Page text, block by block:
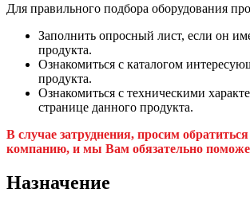
Для правильного подбора оборудования
Заполнить опросный лист, если он
продукта.
Ознакомиться с каталогом
продукта.
Ознакомиться с техническими
странице данного продукта.
В случае затруднения, просим
компанию, и мы Вам обязательно
Назначение